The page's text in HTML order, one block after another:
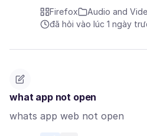
Firefox
Audio and
đã hỏi vào lúc 1 ngày
what app not open
whats app web not open